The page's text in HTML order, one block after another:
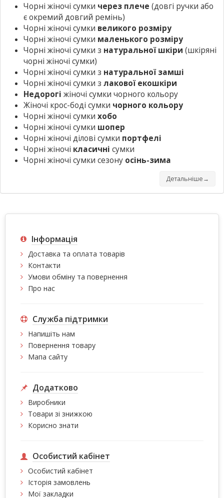
Чорні жіночі сумки через плече (довгі ручки або
є окремий довгий ремінь)
Чорні жіночі сумки великого розміру
Чорні жіночі сумки маленького розміру
Чорні жіночі сумки з натуральної шкіри (шкіряні
чорні жіночі сумки)
Чорні жіночі сумки з натуральної замші
Чорні жіночі сумки з лакової екошкіри
Недорогі жіночі сумки чорного кольору
Жіночі крос-боді сумки чорного кольору
Чорні жіночі сумки хобо
Чорні жіночі сумки шопер
Чорні жіночі ділові сумки портфелі
Чорні жіночі класичні сумки
Чорні жіночі сумки сезону осінь-зима
Детальніше→
Інформація
Доставка та оплата товарів
Контакти
Умови обміну та повернення
Про нас
Служба підтримки
Напишіть нам
Повернення товару
Мапа сайту
Додатково
Виробники
Товари зі знижкою
Корисно знати
Особистий кабінет
Особистий кабінет
Історія замовлень
Мої закладки